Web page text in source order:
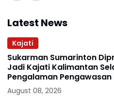
Latest News
Kajati
Sukarman Sumarinton
Jadi Kajati Kalimantan
Pengalaman Pengawasan
Kepemimpinan
August 08, 2026